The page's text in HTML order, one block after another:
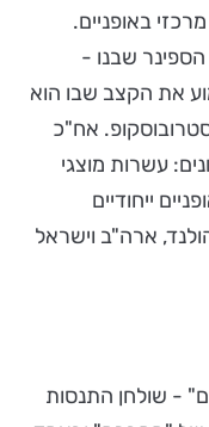
באופניים.
שבנו -
את הקצב שבו הוא
אח"כ
עשרות מוצגי
ייחודיים
ארה"ב וישראל
- שולחן התנסות